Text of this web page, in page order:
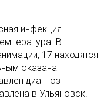
инфекция.
В
17 находятся
оказана
диагноз
в Ульяновск.